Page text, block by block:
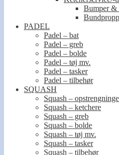
Bumper &
PADEL
Padel – bat
Padel – greb
Padel – bolde
Padel – tøj mv.
Padel – tasker
Padel – tilbehør
SQUASH
Squash –
Squash – ketchere
Squash – greb
Squash – bolde
Squash – tøj mv.
Squash – tasker
Squash – tilbehør